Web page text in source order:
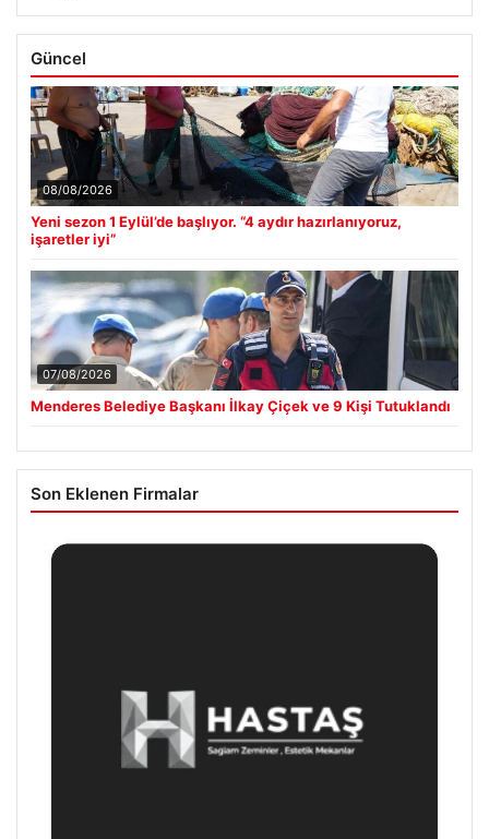
Güncel
08/08/2026
Yeni sezon 1 Eylül’de başlıyor. “4 aydır hazırlanıyoruz,
işaretler iyi”
07/08/2026
Menderes Belediye Başkanı İlkay Çiçek ve 9 Kişi Tutuklandı
Son Eklenen Firmalar